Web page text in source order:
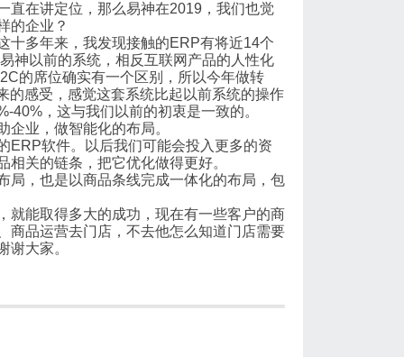
直在讲定位，那么易神在2019，我们也觉
的企业？
十多年来，我发现接触的ERP有将近14个
神以前的系统，相反互联网产品的人性化
的席位确实有一个区别，所以今年做转
的感受，感觉这套系统比起以前系统的操作
40%，这与我们以前的初衷是一致的。
业，做智能化的布局。
ERP软件。以后我们可能会投入更多的资
关的链条，把它优化做得更好。
局，也是以商品条线完成一体化的布局，包
就能取得多大的成功，现在有一些客户的商
商品运营去门店，不去他怎么知道门店需要
谢大家。